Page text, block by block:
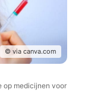
© via canva.com
op medicijnen voor